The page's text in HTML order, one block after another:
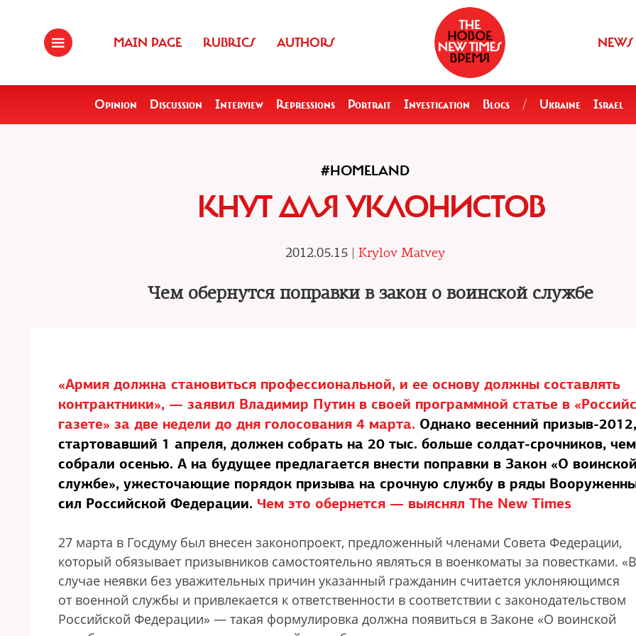
MAIN PAGE RUBRICS AUTHORS NEWS
Opinion Discussion Interview Repressions Portrait Investigation Blogs / Ukraine Israel
#HOMELAND
КНУТ ДЛЯ УКЛОНИСТОВ
2012.05.15 | Krylov Matvey
Чем обернутся поправки в закон о воинской службе
«Армия должна становиться профессиональной, и ее основу должны составлять
контрактники», — заявил Владимир Путин в своей программной статье в
газете» за две недели до дня голосования 4 марта. Однако весенний призыв-2012,
стартовавший 1 апреля, должен собрать на 20 тыс. больше солдат-срочников, чем
собрали осенью. А на будущее предлагается внести поправки в Закон «О воинской
службе», ужесточающие порядок призыва на срочную службу в ряды
сил Российской Федерации. Чем это обернется — выяснял The New Times
27 марта в Госдуму был внесен законопроект, предложенный членами Совета Федерации,
который обязывает призывников самостоятельно являться в военкоматы за повестками. «В
случае неявки без уважительных причин указанный гражданин считается уклоняющимся
от военной службы и привлекается к ответственности в соответствии с законодательством
Российской Федерации» — такая формулировка должна появиться в Законе «О воинской